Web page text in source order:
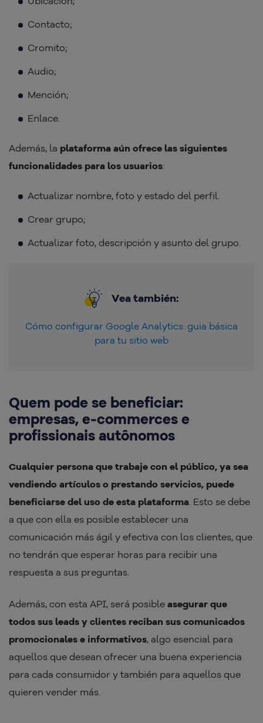
Contacto;
Cromito;
Audio;
Mención;
Enlace.
Además, la plataforma aún ofrece las siguientes
funcionalidades para los usuarios:
Actualizar nombre, foto y estado del perfil.
Crear grupo;
Actualizar foto, descripción y asunto del grupo.
Vea también:
Cómo configurar Google Analytics: guia básica
para tu sitio web
Quem pode se beneficiar:
empresas, e-commerces e
profissionais autônomos
Cualquier persona que trabaje con el público, ya sea
vendiendo artículos o prestando servicios, puede
beneficiarse del uso de esta plataforma. Esto se debe
a que con ella es posible establecer una
comunicación más ágil y efectiva con los clientes, que
no tendrán que esperar horas para recibir una
respuesta a sus preguntas.
Además, con esta API, será posible asegurar que
todos sus leads y clientes reciban sus comunicados
promocionales e informativos, algo esencial para
aquellos que desean ofrecer una buena experiencia
para cada consumidor y también para aquellos que
quieren vender más.